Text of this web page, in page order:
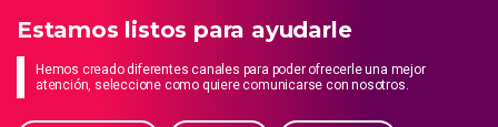
Estamos listos para ayudarle
Hemos creado diferentes canales para poder ofrecerle una mejor
atención, seleccione como quiere comunicarse con nosotros.